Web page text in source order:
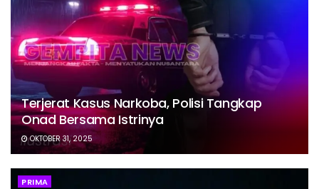
Terjerat Kasus Narkoba, Polisi Tangkap
Onad Bersama Istrinya
OKTOBER 31, 2025
PRIMA